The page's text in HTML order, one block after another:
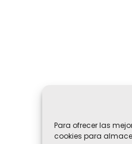
Para ofrecer las
cookies para